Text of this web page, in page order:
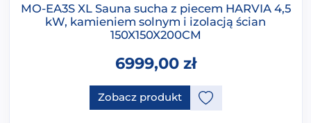
MO-EA3S XL Sauna sucha z piecem HARVIA 4,5
kW, kamieniem solnym i izolacją ścian
150X150X200CM
6999,00 zł
Zobacz produktTen produkt ma opcje, które